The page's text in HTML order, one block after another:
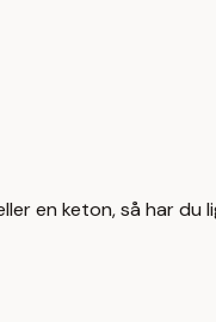
en keton, så har du